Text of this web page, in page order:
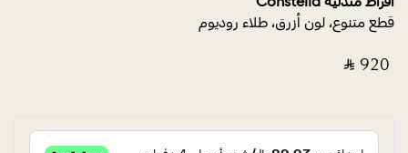
قطع متنوع، لون أزرق، طلاء روديوم
‎ ⃁ ⁦920⁩ ‎